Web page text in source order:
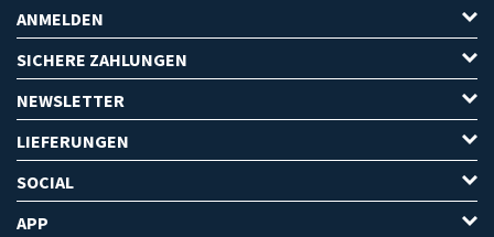
ANMELDEN
SICHERE ZAHLUNGEN
NEWSLETTER
LIEFERUNGEN
SOCIAL
APP